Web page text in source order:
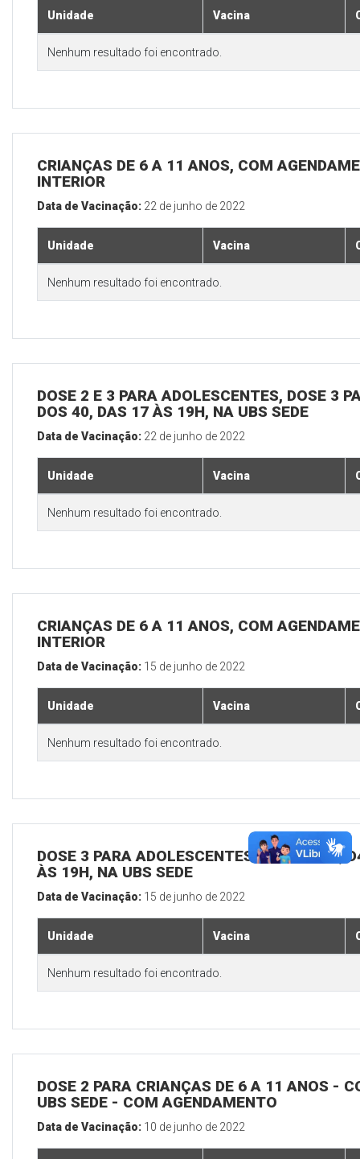
Unidade Vacina
Nenhum resultado foi encontrado.
CRIANÇAS DE 6 A 11 ANOS, COM
INTERIOR
Data de Vacinação: 22 de junho de 2022
Unidade Vacina
Nenhum resultado foi encontrado.
DOSE 2 E 3 PARA ADOLESCENTES, DOSE 3
DOS 40, DAS 17 ÀS 19H, NA UBS SEDE
Data de Vacinação: 22 de junho de 2022
Unidade Vacina
Nenhum resultado foi encontrado.
CRIANÇAS DE 6 A 11 ANOS, COM
INTERIOR
Data de Vacinação: 15 de junho de 2022
Unidade Vacina
Nenhum resultado foi encontrado.
DOSE 3 PARA ADOLESCENTES E ADULTOS,
ÀS 19H, NA UBS SEDE
Data de Vacinação: 15 de junho de 2022
Unidade Vacina
Nenhum resultado foi encontrado.
DOSE 2 PARA CRIANÇAS DE 6 A 11 ANOS -
UBS SEDE - COM AGENDAMENTO
Data de Vacinação: 10 de junho de 2022